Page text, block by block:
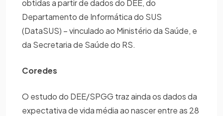
obtidas a partir de dados do DEE, do
Departamento de Informática do SUS
(DataSUS) – vinculado ao Ministério da Saúde, e
da Secretaria de Saúde do RS.
Coredes
O estudo do DEE/SPGG traz ainda os dados da
expectativa de vida média ao nascer entre as 28